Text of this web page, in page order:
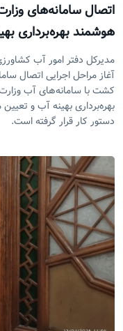
اتصال سامانه‌های
هوشمند بهره‌برداری
مدیرکل دفتر امور آب
آغاز مراحل اجرایی اتصال
کشت با سامانه‌های آب
بهره‌برداری بهینه آب و
دستور کار قرار گرفته است.